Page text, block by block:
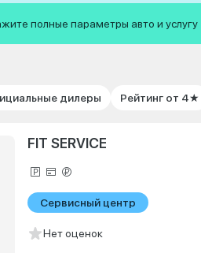
полные параметры авто и услугу
дилеры Рейтинг от 4★
FIT SERVICE
Сервисный центр
Нет оценок